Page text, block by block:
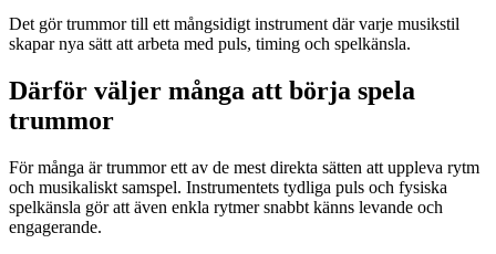
Det gör trummor till ett mångsidigt instrument där varje musikstil
skapar nya sätt att arbeta med puls, timing och spelkänsla.
Därför väljer många att börja spela
trummor
För många är trummor ett av de mest direkta sätten att uppleva rytm
och musikaliskt samspel. Instrumentets tydliga puls och fysiska
spelkänsla gör att även enkla rytmer snabbt känns levande och
engagerande.